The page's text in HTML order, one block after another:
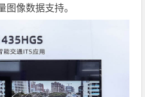
图像数据支持。